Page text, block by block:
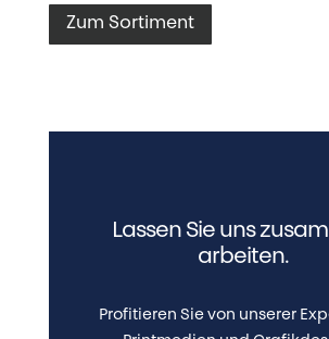
Zum Sortiment
Lassen Sie uns
arbeiten.
Profitieren Sie von unserer